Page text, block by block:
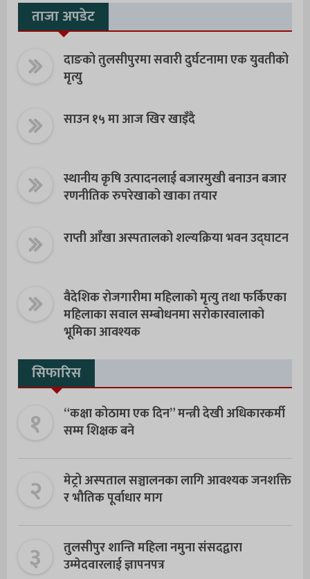
ताजा अपडेट
दाङको तुलसीपुरमा सवारी दुर्घटनामा एक युवतीको
मृत्यु
साउन १५ मा आज खिर खाइँदै
स्थानीय कृषि उत्पादनलाई बजारमुखी बनाउन बजार
रणनीतिक रुपरेखाको खाका तयार
राप्ती आँखा अस्पतालको शल्यक्रिया भवन उद्घाटन
वैदेशिक रोजगारीमा महिलाको मृत्यु तथा फर्किएका
महिलाका सवाल सम्बोधनमा सरोकारवालाको
भूमिका आवश्यक
सिफारिस
१
“कक्षा कोठामा एक दिन” मन्त्री देखी अधिकारकर्मी
सम्म शिक्षक बने
२
मेट्रो अस्पताल सञ्चालनका लागि आवश्यक जनशक्ति
र भौतिक पूर्वाधार माग
३
तुलसीपुर शान्ति महिला नमुना संसदद्वारा
उम्मेदवारलाई ज्ञापनपत्र